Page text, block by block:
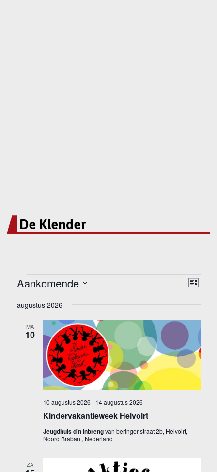
De Klender